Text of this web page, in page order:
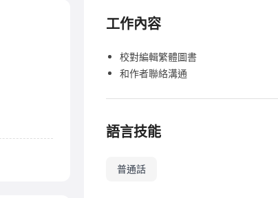
工作內容
校對編輯繁體圖書
和作者聯絡溝通
語言技能
普通話